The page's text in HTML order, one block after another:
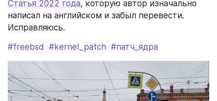
Статья 2022 года, которую автор изначально
написал на английском и забыл перевести.
Исправляюсь.
#freebsd #kernel_patch #патч_ядра